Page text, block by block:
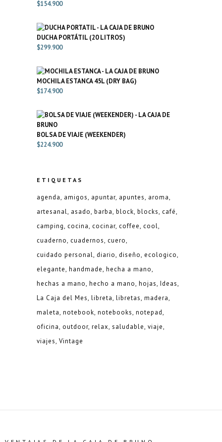
$154.900
DUCHA PORTÁTIL (20 LITROS)
$299.900
MOCHILA ESTANCA 45L (DRY BAG)
$174.900
BOLSA DE VIAJE (WEEKENDER)
$224.900
ETIQUETAS
agenda amigos apuntar apuntes aroma
artesanal asado barba block blocks café
camping cocina cocinar coffee cool
cuaderno cuadernos cuero
cuidado personal diario diseño ecologico
elegante handmade hecha a mano
hechas a mano hecho a mano hojas Ideas
La Caja del Mes libreta libretas madera
maleta notebook notebooks notepad
oficina outdoor relax saludable viaje
viajes Vintage